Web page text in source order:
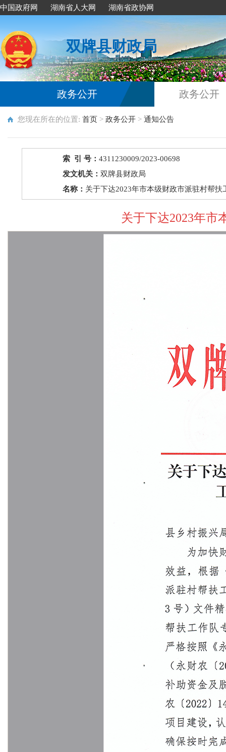
中国政府网 湖南省人大网 湖南省政协网
双牌县财政局
政务公开 政务公开
您现在所在的位置: 首页 > 政务公开 > 通知公告
索 引 号：4311230009/2023-00698
发文机关：双牌县财政局
名称： 关于下达2023年市本级财政市派驻村帮
关于下达2023年市